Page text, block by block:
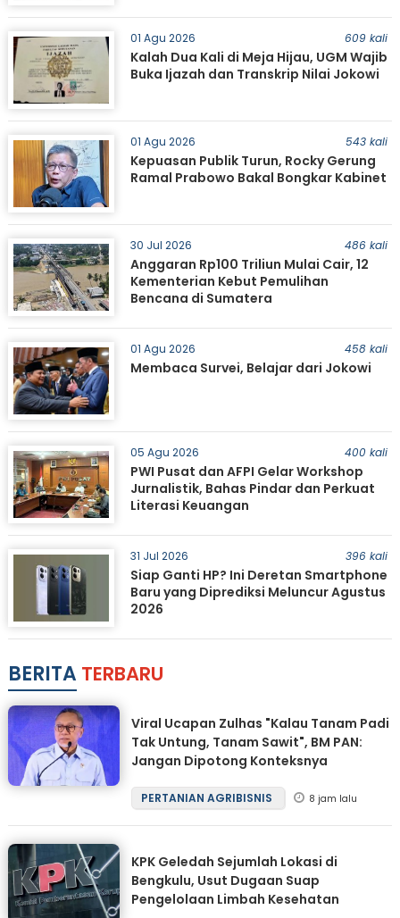
01 Agu 2026 609 kali
Kalah Dua Kali di Meja Hijau, UGM Wajib
Buka Ijazah dan Transkrip Nilai Jokowi
01 Agu 2026 543 kali
Kepuasan Publik Turun, Rocky Gerung
Ramal Prabowo Bakal Bongkar Kabinet
30 Jul 2026 486 kali
Anggaran Rp100 Triliun Mulai Cair, 12
Kementerian Kebut Pemulihan
Bencana di Sumatera
01 Agu 2026 458 kali
Membaca Survei, Belajar dari Jokowi
05 Agu 2026 400 kali
PWI Pusat dan AFPI Gelar Workshop
Jurnalistik, Bahas Pindar dan Perkuat
Literasi Keuangan
31 Jul 2026 396 kali
Siap Ganti HP? Ini Deretan Smartphone
Baru yang Diprediksi Meluncur Agustus
2026
BERITA TERBARU
Viral Ucapan Zulhas "Kalau Tanam Padi
Tak Untung, Tanam Sawit", BM PAN:
Jangan Dipotong Konteksnya
PERTANIAN AGRIBISNIS 8 jam lalu
KPK Geledah Sejumlah Lokasi di
Bengkulu, Usut Dugaan Suap
Pengelolaan Limbah Kesehatan